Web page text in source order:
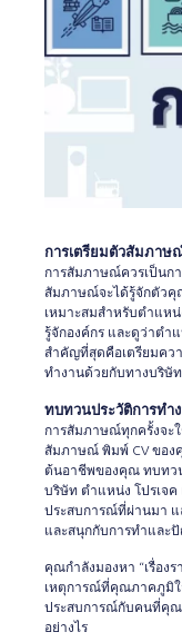
การเตรียมตัวสัมภาษ
การสัมภาษณ์ควรเป็นก
สัมภาษณ์จะได้รู้จักตัวคุ
เหมาะสมสำหรับตำแห
รู้จักองค์กร และดูว่าตำ
สำคัญที่สุดคือเตรียมคว
ทำงานด้วยกับทางบริษัท
ทบทวนประวัติการทำ
การสัมภาษณ์ทุกครั้งจะ
สัมภาษณ์ พิมพ์ CV ของ
ต้นอาชีพของคุณ ทบทวน
บริษัท ตำแหน่ง โปรเจ
ประสบการณ์ที่ผ่านมา
และสนุกกับการทำและ
คุณกำลังมองหา “เรื่อง
เหตุการณ์ที่คุณภาคภูมิ
ประสบการณ์กับคนที่คุณ
อย่างไร